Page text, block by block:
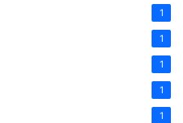
1
1
1
1
1